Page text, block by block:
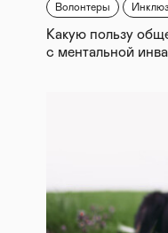
Волонтеры
Какую пользу
с ментальной